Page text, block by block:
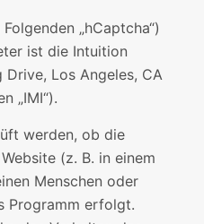
„hCaptcha“)
ist die Intuition
Drive, Los Angeles, CA
„IMI“).
werden, ob die
(z. B. in einem
Menschen oder
Programm erfolgt.